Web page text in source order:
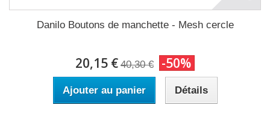
Danilo Boutons de manchette - Mesh cercle
20,15 € 40,30 € -50%
Ajouter au panier Détails